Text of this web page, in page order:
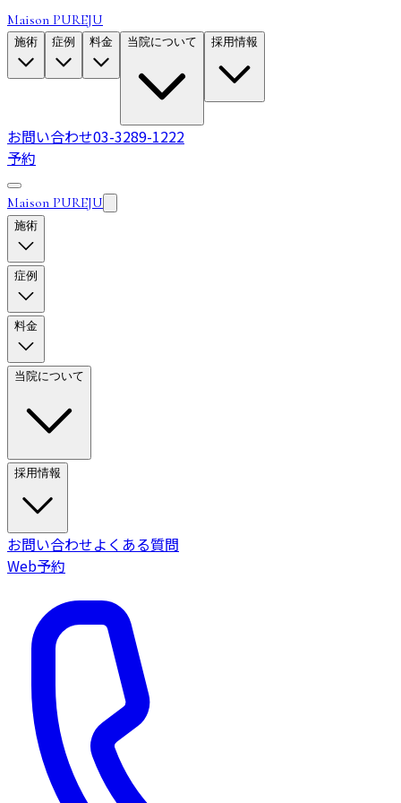
Maison PUREJU
施術 症例 料金 当院について 採用情報
お問い合わせ03-3289-1222
予約
Maison PUREJU
施術
症例
料金
当院について
採用情報
お問い合わせよくある質問
Web予約